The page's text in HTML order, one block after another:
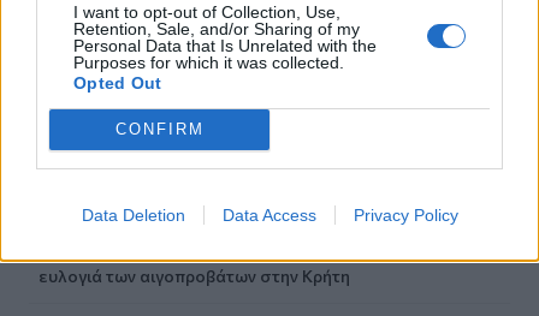
I want to opt-out of Collection, Use,
Retention, Sale, and/or Sharing of my
Personal Data that Is Unrelated with the
Purposes for which it was collected.
Opted Out
CONFIRM
Data Deletion Data Access Privacy Policy
Caravel: Η νέα πολυτέλεια βρίσκεται στις εμπειρίες που
αξίζουν
Πέθανε ο εμβληματικός Ιταλός τραγουδοποιός
Φραντσέσκο Γκουτσίνι
ευλογιά των αιγοπροβάτων στην Κρήτη